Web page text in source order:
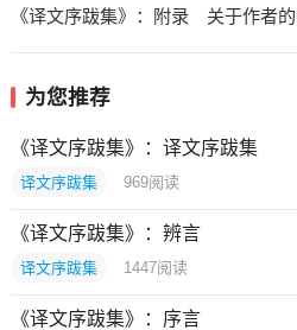
《译文序跋集》：附录 关于作者
为您推荐
《译文序跋集》：译文序跋集
译文序跋集 969阅读
《译文序跋集》：辨言
译文序跋集 1447阅读
《译文序跋集》：序言